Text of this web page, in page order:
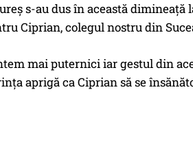
s-au dus în această
Ciprian, colegul nostru din
mai puternici iar gestul din
aprigă ca Ciprian să se